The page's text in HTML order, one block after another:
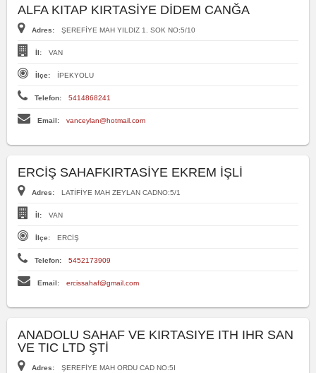
ALFA KITAP KIRTASİYE DİDEM CANĞA
Adres: ŞEREFİYE MAH YILDIZ 1. SOK NO:5/10
İl: VAN
İlçe: İPEKYOLU
Telefon: 5414868241
Email: vanceylan@hotmail.com
ERCİŞ SAHAFKIRTASİYE EKREM İŞLİ
Adres: LATİFİYE MAH ZEYLAN CADNO:5/1
İl: VAN
İlçe: ERCİŞ
Telefon: 5452173909
Email: ercissahaf@gmail.com
ANADOLU SAHAF VE KIRTASIYE ITH IHR SAN
VE TIC LTD ŞTİ
Adres: ŞEREFİYE MAH ORDU CAD NO:5I